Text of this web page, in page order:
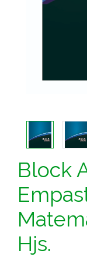
Block
Hjs.